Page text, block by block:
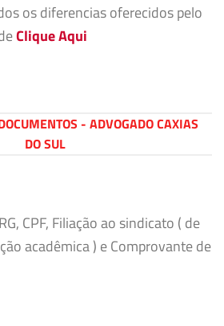
os diferencias oferecidos pelo
Clique Aqui
- ADVOGADO CAXIAS
DO SUL
CPF, Filiação ao sindicato ( de
acadêmica ) e Comprovante de